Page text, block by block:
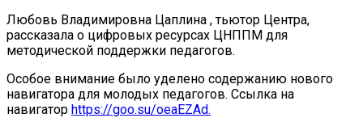
Любовь Владимировна Цаплина , тьютор Центра,
рассказала о цифровых ресурсах ЦНППМ для
методической поддержки педагогов.
Особое внимание было уделено содержанию нового
навигатора для молодых педагогов. Ссылка на
навигатор https://goo.su/oeaEZAd.